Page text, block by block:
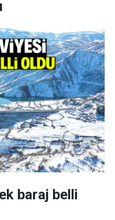
baraj belli